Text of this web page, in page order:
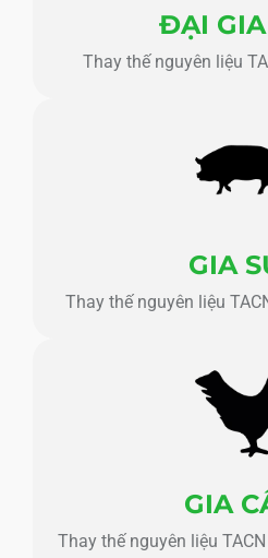
ĐẠI GIA
Thay thế nguyên liệu
GIA
Thay thế nguyên liệu
GIA
Thay thế nguyên liệu